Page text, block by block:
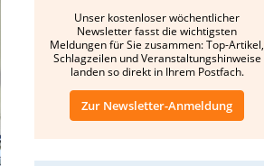
Unser kostenloser wöchentlicher
Newsletter fasst die wichtigsten
Meldungen für Sie zusammen: Top-Artikel,
Schlagzeilen und Veranstaltungshinweise
landen so direkt in Ihrem Postfach.
Zur Newsletter-Anmeldung